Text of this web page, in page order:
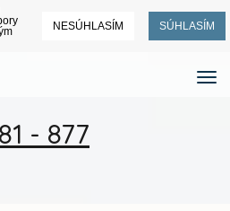
NESÚHLASÍM SÚHLASÍM
- 877